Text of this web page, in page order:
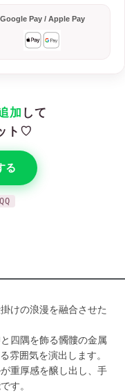
Google Pay / Apple Pay
加 して
ト♡
る
けの浪漫を融合させた
四隅を飾る髑髏の金属
雰囲気を演出します。
重厚感を醸し出し、手
す。